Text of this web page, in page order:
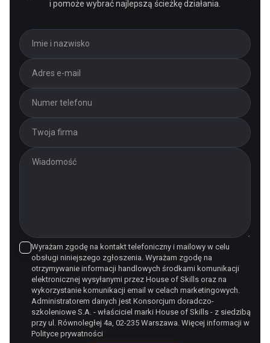
i pomoże wybrać najlepszą ścieżkę działania.
Wyrażam zgodę na kontakt telefoniczny i mailowy w celu
obsługi niniejszego zgłoszenia. Wyrażam zgodę na
otrzymywanie informacji handlowych środkami komunikacji
elektronicznej wysyłanymi przez House of Skills oraz na
wykorzystanie komunikacji email w celach marketingowych.
Administratorem danych jest Konsorcjum doradczo-
szkoleniowe S.A. - właściciel marki House of Skills - z siedzibą
przy ul. Równoległej 4a, 02-235 Warszawa. Więcej informacji w
Polityce prywatności